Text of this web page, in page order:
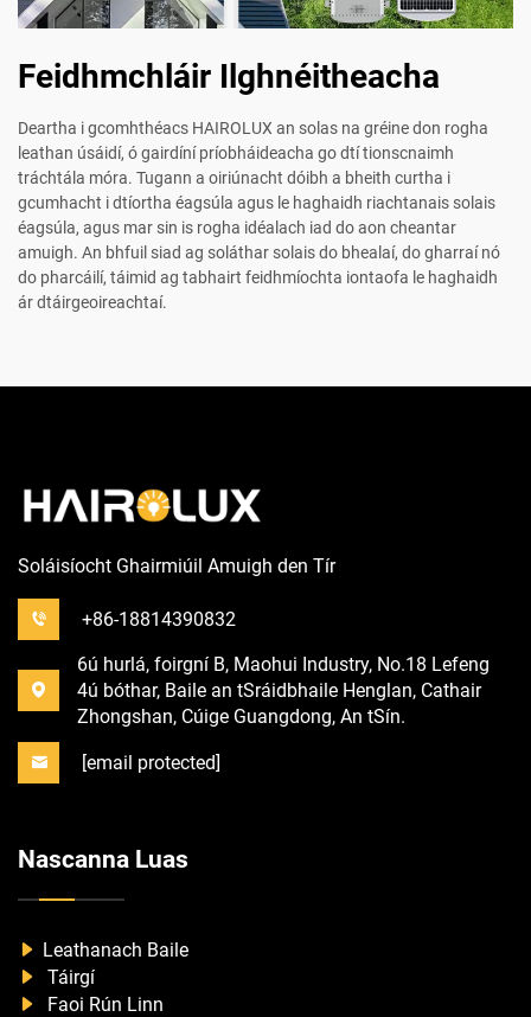
Feidhmchláir Ilghnéitheacha
Deartha i gcomhthéacs HAIROLUX an solas na gréine don rogha
leathan úsáidí, ó gairdíní príobháideacha go dtí tionscnaimh
tráchtála móra. Tugann a oiriúnacht dóibh a bheith curtha i
gcumhacht i dtíortha éagsúla agus le haghaidh riachtanais solais
éagsúla, agus mar sin is rogha idéalach iad do aon cheantar
amuigh. An bhfuil siad ag soláthar solais do bhealaí, do gharraí nó
do pharcáilí, táimid ag tabhairt feidhmíochta iontaofa le haghaidh
ár dtáirgeoireachtaí.
Soláisíocht Ghairmiúil Amuigh den Tír
+86-18814390832
6ú hurlá, foirgní B, Maohui Industry, No.18 Lefeng
4ú bóthar, Baile an tSráidbhaile Henglan, Cathair
Zhongshan, Cúige Guangdong, An tSín.
[email protected]
Nascanna Luas
Leathanach Baile
Táirgí
Faoi Rún Linn